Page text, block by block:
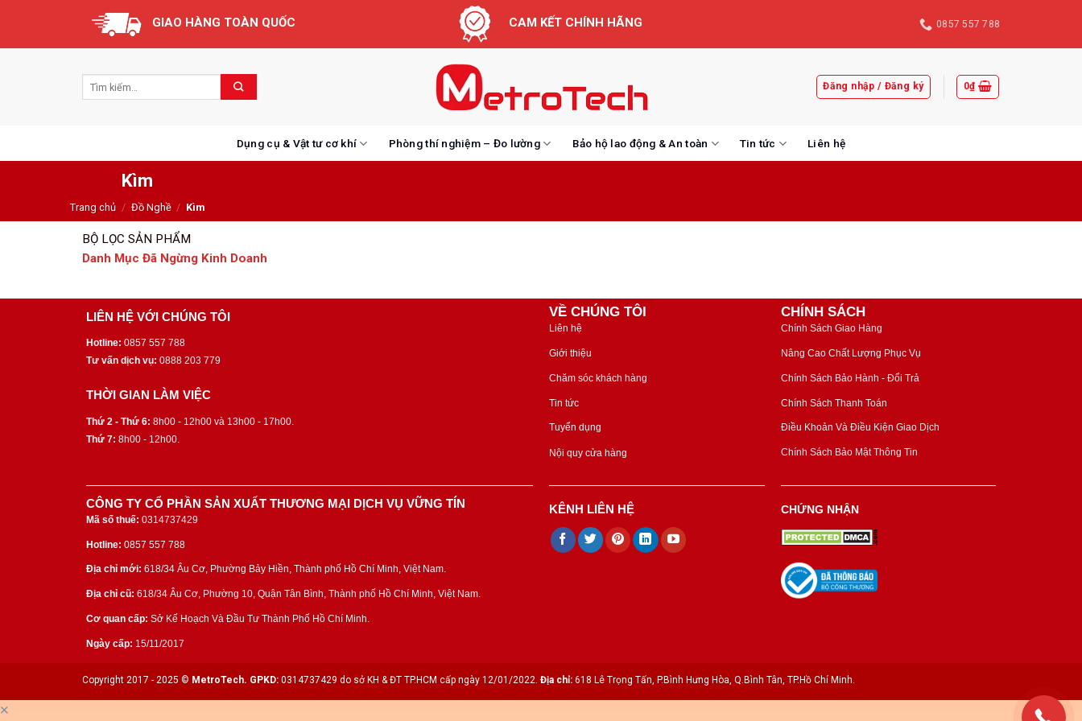
content
GIAO HÀNG TOÀN QUỐC CAM KẾT CHÍNH HÃNG 0857 557 788
Đăng nhập / Đăng ký 0₫
Dụng cụ & Vật tư cơ khí Phòng thí nghiệm – Đo lường Bảo hộ lao động & An toàn Tin tức Liên hệ
Kìm
Trang chủ / Đồ Nghề / Kìm
BỘ LỌC SẢN PHẨM
Danh Mục Đã Ngừng Kinh Doanh
LIÊN HỆ VỚI CHÚNG TÔI
Hotline: 0857 557 788
Tư vấn dịch vụ: 0888 203 779
THỜI GIAN LÀM VIỆC
Thứ 2 - Thứ 6: 8h00 - 12h00 và 13h00 - 17h00.
Thứ 7: 8h00 - 12h00.
VỀ CHÚNG TÔI
Liên hệ
Giới thiệu
Chăm sóc khách hàng
Tin tức
Tuyển dụng
Nội quy cửa hàng
CHÍNH SÁCH
Chính Sách Giao Hàng
Nâng Cao Chất Lượng Phục Vụ
Chính Sách Bảo Hành - Đổi Trả
Chính Sách Thanh Toán
Điều Khoản Và Điều Kiện Giao Dịch
Chính Sách Bảo Mật Thông Tin
CÔNG TY CỔ PHẦN SẢN XUẤT THƯƠNG MẠI DỊCH VỤ VỮNG TÍN
Mã số thuế: 0314737429
Hotline: 0857 557 788
Địa chỉ mới: 618/34 Âu Cơ, Phường Bảy Hiền, Thành phố Hồ Chí Minh, Việt Nam.
Địa chỉ cũ: 618/34 Âu Cơ, Phường 10, Quận Tân Bình, Thành phố Hồ Chí Minh, Việt Nam.
Cơ quan cấp: Sở Kế Hoạch Và Đầu Tư Thành Phố Hồ Chí Minh.
Ngày cấp: 15/11/2017
KÊNH LIÊN HỆ CHỨNG NHẬN
Copyright 2017 - 2025 © MetroTech. GPKD: 0314737429 do sở KH & ĐT TP.HCM cấp ngày 12/01/2022. Địa chỉ: 618 Lê Trọng Tấn, P.Bình Hưng Hòa, Q.Bình Tân, TP.Hồ Chí Minh.